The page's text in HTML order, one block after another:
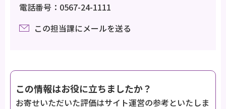
電話番号：0567-24-1111
この担当課にメールを送る
この情報はお役に立ちましたか？
お寄せいただいた評価はサイト運営の参考といたしま